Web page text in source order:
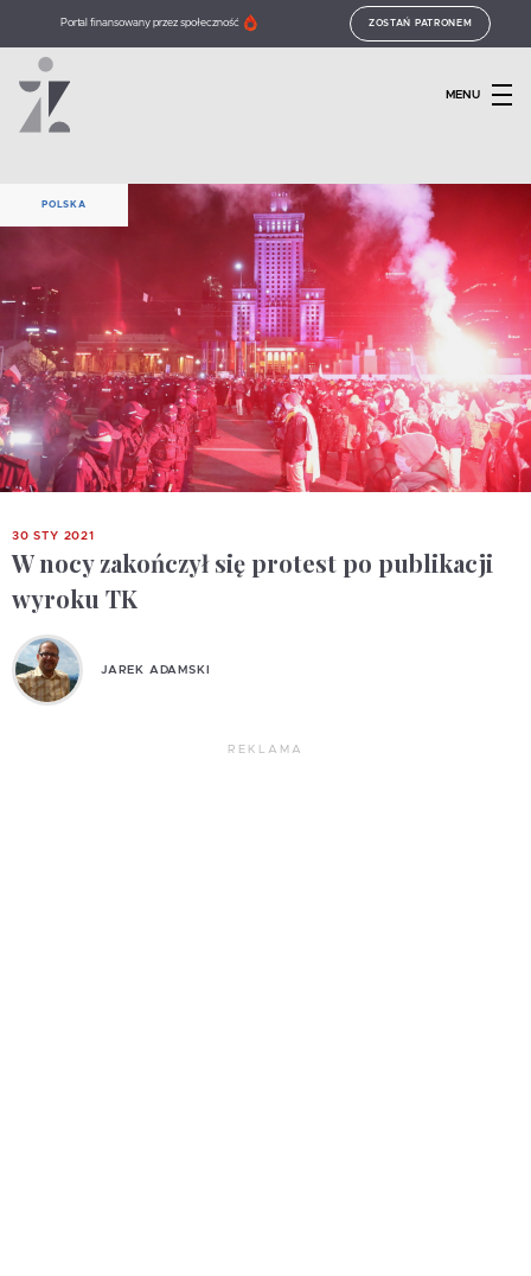
Portal finansowany przez społeczność ZOSTAŃ PATRONEM
MENU
POLSKA
30 STY 2021
W nocy zakończył się protest po publikacji
wyroku TK
JAREK ADAMSKI
REKLAMA